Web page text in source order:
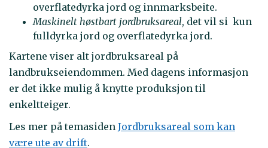
overflatedyrka jord og innmarksbeite.
Maskinelt høstbart jordbruksareal, det vil si kun
fulldyrka jord og overflatedyrka jord.
Kartene viser alt jordbruksareal på
landbrukseiendommen. Med dagens informasjon
er det ikke mulig å knytte produksjon til
enkeltteiger.
Les mer på temasiden Jordbruksareal som kan
være ute av drift.